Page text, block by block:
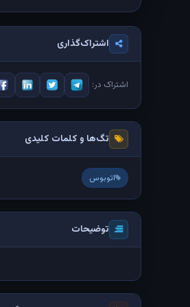
اشتراک‌گذاری
اشتراک در:
تگ‌ها و کلمات کلیدی
اتوبوس
توضیحات